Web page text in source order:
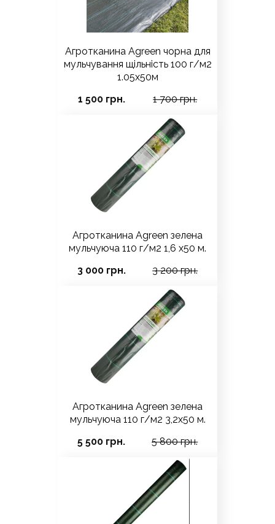
Агротканина Agreen чорна для
мульчування щільність 100 г/м2
1.05х50м
1 500 грн.
1 700 грн.
Агротканина Agreen зелена
мульчуюча 110 г/м2 1,6 х50 м.
3 000 грн.
3 200 грн.
Агротканина Agreen зелена
мульчуюча 110 г/м2 3,2х50 м.
5 500 грн.
5 800 грн.